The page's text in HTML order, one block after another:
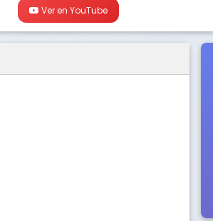
Ver en YouTube